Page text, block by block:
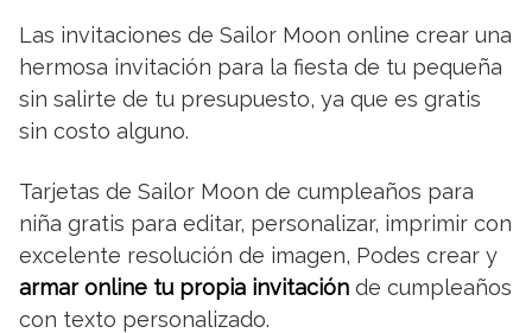
Las invitaciones de Sailor Moon online crear una
hermosa invitación para la fiesta de tu pequeña
sin salirte de tu presupuesto, ya que es gratis
sin costo alguno.
Tarjetas de Sailor Moon de cumpleaños para
niña gratis para editar, personalizar, imprimir con
excelente resolución de imagen, Podes crear y
armar online tu propia invitación de cumpleaños
con texto personalizado.